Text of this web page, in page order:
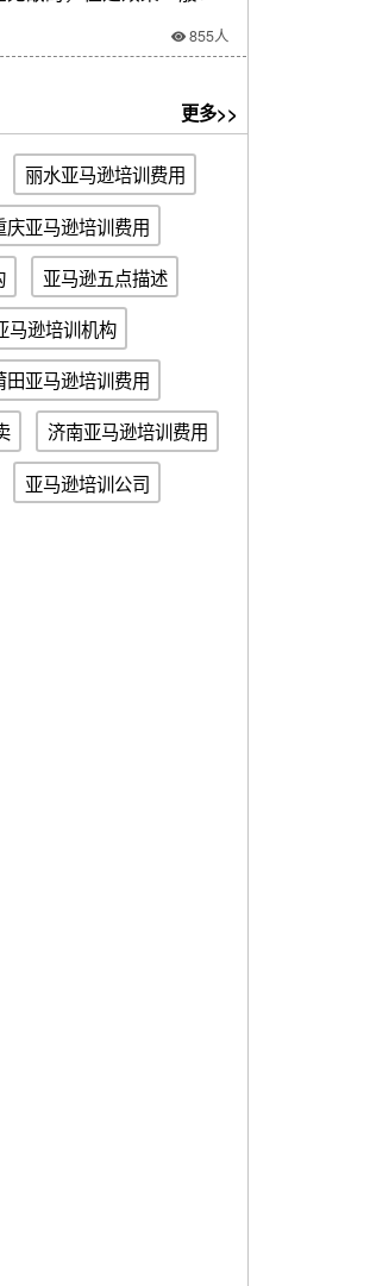
855人
更多>>
丽水亚马逊培训费用
庆亚马逊培训费用
亚马逊五点描述
马逊培训机构
田亚马逊培训费用
济南亚马逊培训费用
亚马逊培训公司